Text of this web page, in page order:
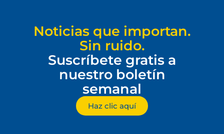
Noticias que importan.
Sin ruido.
Suscríbete gratis a
nuestro boletín
semanal
Haz clic aquí